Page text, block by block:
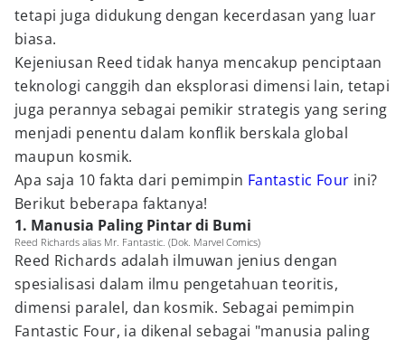
tetapi juga didukung dengan kecerdasan yang luar
biasa.
Kejeniusan Reed tidak hanya mencakup penciptaan
teknologi canggih dan eksplorasi dimensi lain, tetapi
juga perannya sebagai pemikir strategis yang sering
menjadi penentu dalam konflik berskala global
maupun kosmik.
Apa saja 10 fakta dari pemimpin Fantastic Four ini?
Berikut beberapa faktanya!
1. Manusia Paling Pintar di Bumi
Reed Richards alias Mr. Fantastic. (Dok. Marvel Comics)
Reed Richards adalah ilmuwan jenius dengan
spesialisasi dalam ilmu pengetahuan teoritis,
dimensi paralel, dan kosmik. Sebagai pemimpin
Fantastic Four, ia dikenal sebagai "manusia paling